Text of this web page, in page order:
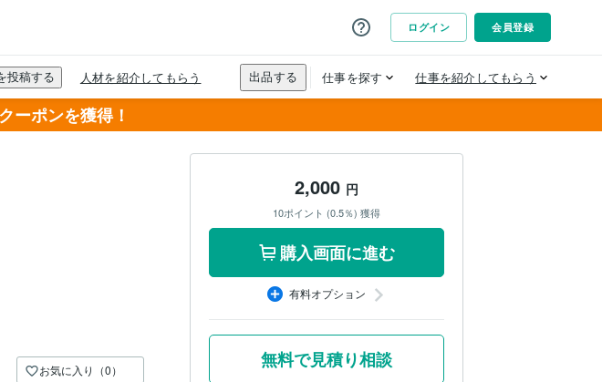
ーポンを獲得！
お気に入り（0）
2,000 円
10ポイント (0.5％) 獲得
購入画面に進む
有料オプション
無料で見積り相談